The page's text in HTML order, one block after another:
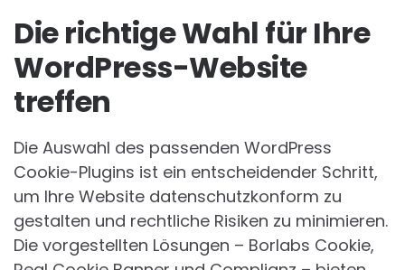
Die richtige Wahl für Ihre
WordPress-Website
treffen
Die Auswahl des passenden WordPress
Cookie-Plugins ist ein entscheidender Schritt,
um Ihre Website datenschutzkonform zu
gestalten und rechtliche Risiken zu minimieren.
Die vorgestellten Lösungen – Borlabs Cookie,